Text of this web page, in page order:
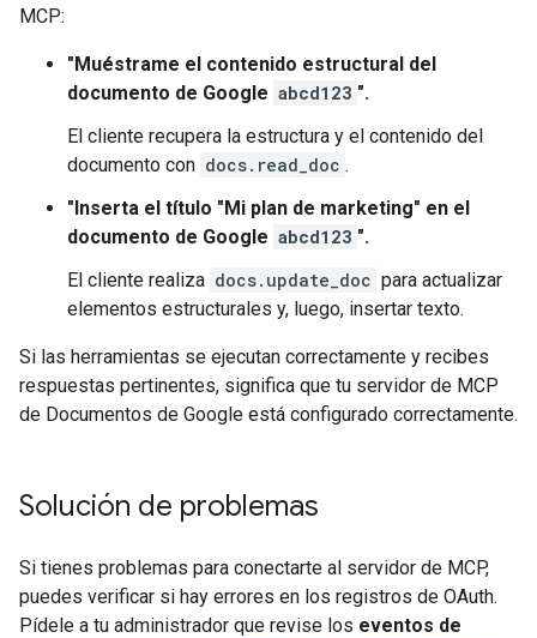
MCP:
"Muéstrame el contenido estructural del
documento de Google abcd123 ".
El cliente recupera la estructura y el contenido del
documento con docs.read_doc .
"Inserta el título "Mi plan de marketing" en el
documento de Google abcd123 ".
El cliente realiza docs.update_doc para actualizar
elementos estructurales y, luego, insertar texto.
Si las herramientas se ejecutan correctamente y recibes
respuestas pertinentes, significa que tu servidor de MCP
de Documentos de Google está configurado correctamente.
Solución de problemas
Si tienes problemas para conectarte al servidor de MCP,
puedes verificar si hay errores en los registros de OAuth.
Pídele a tu administrador que revise los eventos de